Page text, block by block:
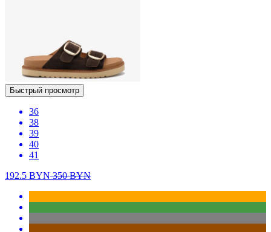
Быстрый просмотр
36
38
39
40
41
192.5 BYN350BYN